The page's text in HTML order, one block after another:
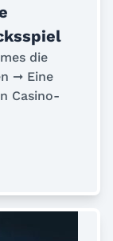
die
➞ Eine
Casino-